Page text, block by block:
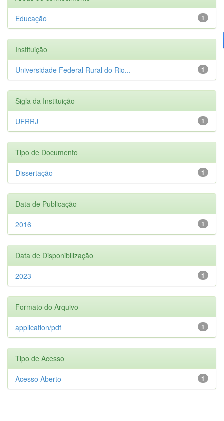
1
Educação
Instituição
1
Universidade Federal Rural do Rio...
Sigla da Instituição
1
UFRRJ
Tipo de Documento
1
Dissertação
Data de Publicação
1
2016
Data de Disponibilização
1
2023
Formato do Arquivo
1
application/pdf
Tipo de Acesso
1
Acesso Aberto